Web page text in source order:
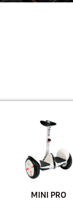
MINI PRO